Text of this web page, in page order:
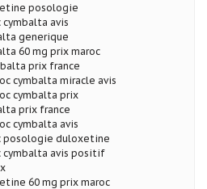
posologie
cymbalta avis
generique
60 mg prix maroc
prix france
cymbalta miracle avis
cymbalta prix
prix france
cymbalta avis
posologie duloxetine
cymbalta avis positif
60 mg prix maroc